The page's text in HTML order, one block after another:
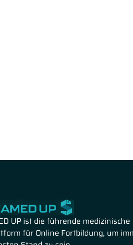
UP ist die führende medizinische
für Online Fortbildung, um